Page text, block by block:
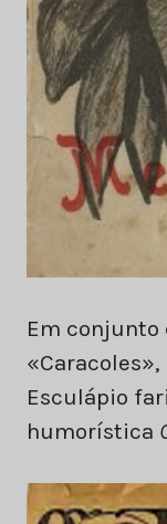
Em conjunto
Esculápio
humorística